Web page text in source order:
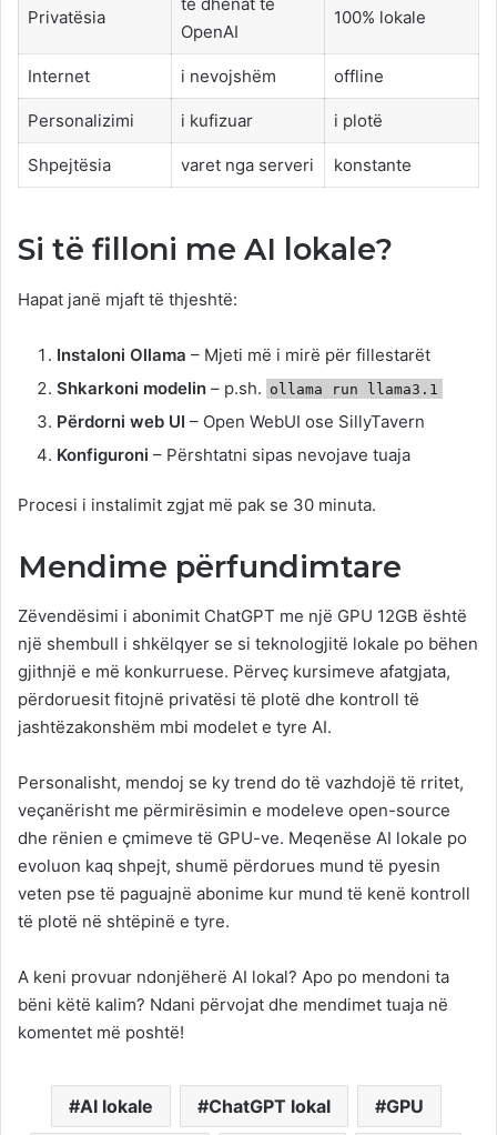
Privatësia
OpenAI
100% lokale
Internet i nevojshëm offline
Personalizimi i kufizuar i plotë
Shpejtësia varet nga serveri konstante
Si të filloni me AI lokale?
Hapat janë mjaft të thjeshtë:
Instaloni Ollama – Mjeti më i mirë për fillestarët
Shkarkoni modelin – p.sh. ollama run llama3.1
Përdorni web UI – Open WebUI ose SillyTavern
Konfiguroni – Përshtatni sipas nevojave tuaja
Procesi i instalimit zgjat më pak se 30 minuta.
Mendime përfundimtare
Zëvendësimi i abonimit ChatGPT me një GPU 12GB është
një shembull i shkëlqyer se si teknologjitë lokale po bëhen
gjithnjë e më konkurruese. Përveç kursimeve afatgjata,
përdoruesit fitojnë privatësi të plotë dhe kontroll të
jashtëzakonshëm mbi modelet e tyre AI.
Personalisht, mendoj se ky trend do të vazhdojë të rritet,
veçanërisht me përmirësimin e modeleve open-source
dhe rënien e çmimeve të GPU-ve. Meqenëse AI lokale po
evoluon kaq shpejt, shumë përdorues mund të pyesin
veten pse të paguajnë abonime kur mund të kenë kontroll
të plotë në shtëpinë e tyre.
A keni provuar ndonjëherë AI lokal? Apo po mendoni ta
bëni këtë kalim? Ndani përvojat dhe mendimet tuaja në
komentet më poshtë!
AI lokale ChatGPT lokal GPU